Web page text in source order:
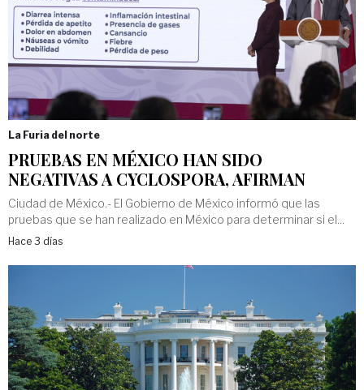
La Furia del norte
PRUEBAS EN MÉXICO HAN SIDO
NEGATIVAS A CYCLOSPORA, AFIRMAN
Ciudad de México.- El Gobierno de México informó que las
pruebas que se han realizado en México para determinar si el...
Hace 3 días